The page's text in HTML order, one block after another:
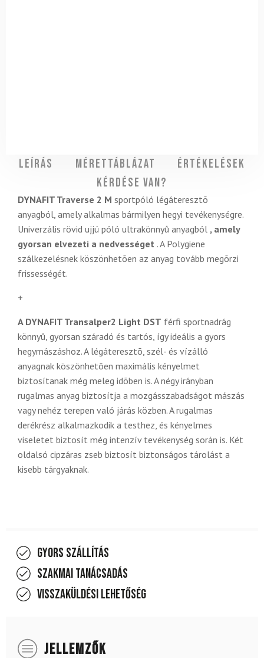
Leírás Mérettáblázat
Értékelések
Kérdése van?
DYNAFIT Traverse 2 M sportpóló légáteresztõ
anyagból, amely alkalmas bármilyen hegyi tevékenységre.
Univerzális rövid ujjú póló ultrakönnyû anyagból , amely
gyorsan elvezeti a nedvességet . A Polygiene
szálkezelésnek köszönhetõen az anyag tovább megõrzi
frissességét.
+
A DYNAFIT Transalper2 Light DST férfi sportnadrág
könnyû, gyorsan száradó és tartós, így ideális a gyors
hegymászáshoz. A légáteresztõ, szél- és vízálló
anyagnak köszönhetõen maximális kényelmet
biztosítanak még meleg idõben is. A négy irányban
rugalmas anyag biztosítja a mozgásszabadságot mászás
vagy nehéz terepen való járás közben. A rugalmas
derékrész alkalmazkodik a testhez, és kényelmes
viseletet biztosít még intenzív tevékenység során is. Két
oldalsó cipzáras zseb biztosít biztonságos tárolást a
kisebb tárgyaknak.
Gyors szállítás
Szakmai tanácsadás
Visszaküldési lehetőség
JELLEMZŐK